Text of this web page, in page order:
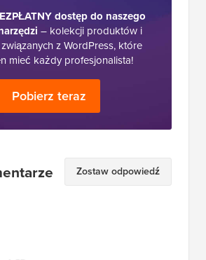
dostęp do naszego
– kolekcji produktów i
z WordPress, które
mieć każdy profesjonalista!
Pobierz teraz
Zostaw odpowiedź